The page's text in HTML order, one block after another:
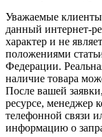
Уважаемые
данный интернет-
характер и не
положениями
Федерации.
наличие товара
После вашей
ресурсе, менеджер
телефонной связи
информацию о